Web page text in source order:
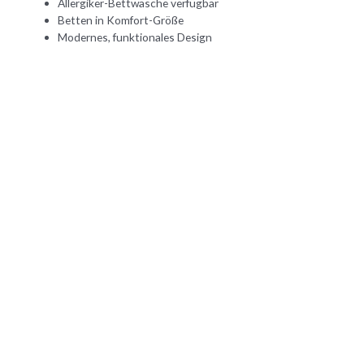
Allergiker-Bettwäsche verfügbar
Betten in Komfort-Größe
Modernes, funktionales Design